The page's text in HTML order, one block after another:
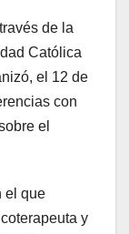
de la
Católica
el 12 de
con
el
el que
y